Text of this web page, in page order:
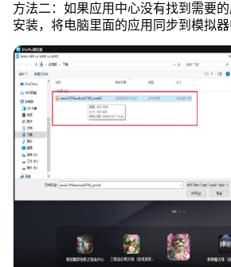
方法二：如果应用中心没有找到需要
安装，将电脑里面的应用同步到模拟器